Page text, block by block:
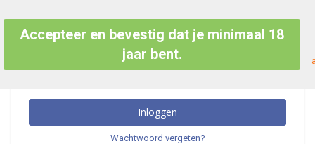
Accepteer en bevestig dat je minimaal 18
jaar bent.
Inloggen
Wachtwoord vergeten?